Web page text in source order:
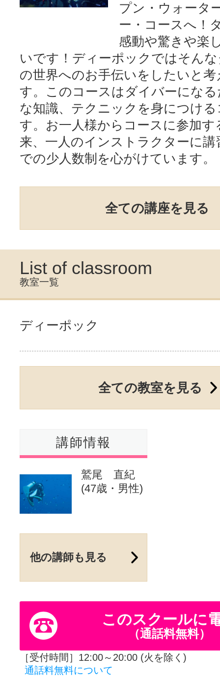
プン・ウォータ
ー・コースへ！
感動や驚きや楽
いです！ディーポックではそん
の世界へのお手伝いをしたいと
す。このコースはダイバーにな
な知識、テクニックを身につけ
す。お一人様からコースに参加す
来、一人のインストラクターに講
での少人数制を心がけています。
全ての講座を見る
List of classroom
教室一覧
ディーポック
全ての教室を見る
講師情報
鷲尾 直紀
(47歳・男性)
他の講師も見る
このスクールに
（通話料無料）
［受付時間］12:00～20:00 (火を除く)
通話料無料について